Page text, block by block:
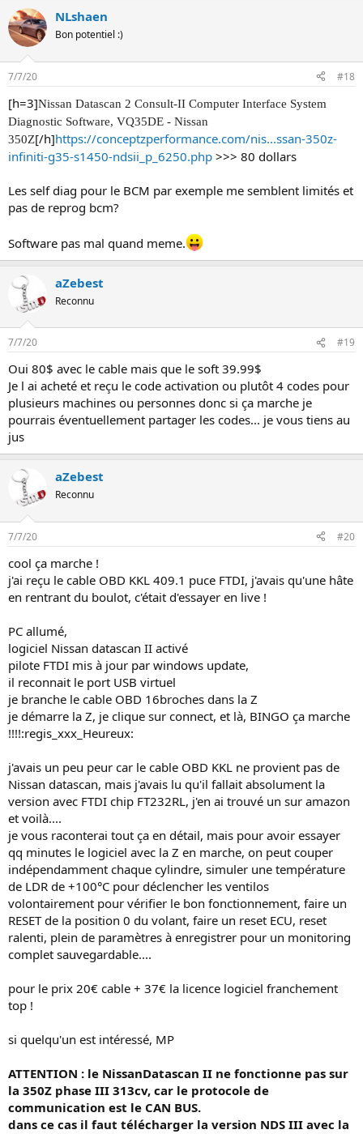
NLshaen
Bon potentiel :)
7/7/20 #18
[h=3]Nissan Datascan 2 Consult-II Computer Interface System
Diagnostic Software, VQ35DE - Nissan
350Z[/h]https://conceptzperformance.com/nis...ssan-350z-
infiniti-g35-s1450-ndsii_p_6250.php >>> 80 dollars
Les self diag pour le BCM par exemple me semblent limités et
pas de reprog bcm?
Software pas mal quand meme.
aZebest
Reconnu
7/7/20 #19
Oui 80$ avec le cable mais que le soft 39.99$
Je l ai acheté et reçu le code activation ou plutôt 4 codes pour
plusieurs machines ou personnes donc si ça marche je
pourrais éventuellement partager les codes... je vous tiens au
jus
aZebest
Reconnu
7/7/20 #20
cool ça marche !
j'ai reçu le cable OBD KKL 409.1 puce FTDI, j'avais qu'une hâte
en rentrant du boulot, c'était d'essayer en live !
PC allumé,
logiciel Nissan datascan II activé
pilote FTDI mis à jour par windows update,
il reconnait le port USB virtuel
je branche le cable OBD 16broches dans la Z
je démarre la Z, je clique sur connect, et là, BINGO ça marche
!!!!:regis_xxx_Heureux:
j'avais un peu peur car le cable OBD KKL ne provient pas de
Nissan datascan, mais j'avais lu qu'il fallait absolument la
version avec FTDI chip FT232RL, j'en ai trouvé un sur amazon
et voilà....
je vous raconterai tout ça en détail, mais pour avoir essayer
qq minutes le logiciel avec la Z en marche, on peut couper
indépendamment chaque cylindre, simuler une température
de LDR de +100°C pour déclencher les ventilos
volontairement pour vérifier le bon fonctionnement, faire un
RESET de la position 0 du volant, faire un reset ECU, reset
ralenti, plein de paramètres à enregistrer pour un monitoring
complet sauvegardable....
pour le prix 20€ cable + 37€ la licence logiciel franchement
top !
si quelqu'un est intéressé, MP
ATTENTION : le NissanDatascan II ne fonctionne pas sur
la 350Z phase III 313cv, car le protocole de
communication est le CAN BUS.
dans ce cas il faut télécharger la version NDS III avec la